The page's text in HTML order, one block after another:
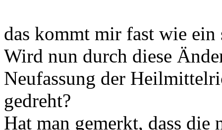
das kommt mir fast wie
Wird nun durch diese
Neufassung der
gedreht?
Hat man gemerkt, dass